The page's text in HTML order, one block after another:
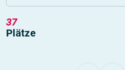
37
Plätze